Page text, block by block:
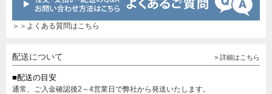
＞＞よくある質問はこちら
配送について > 詳細はこちら
■配送の目安
通常、ご入金確認後2～4営業日で弊社から発送いたします。